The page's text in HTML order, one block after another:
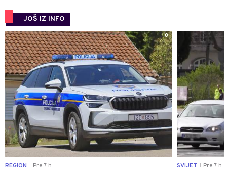
JOŠ IZ INFO
0
REGION Pre 7 h SVIJET Pre 7 h